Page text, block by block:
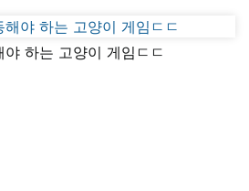
하는 고양이 게임ㄷㄷ